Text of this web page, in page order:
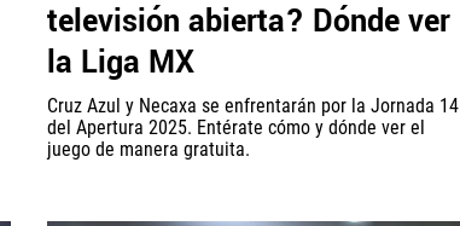
televisión abierta? Dónde ver
la Liga MX
Cruz Azul y Necaxa se enfrentarán por la Jornada 14
del Apertura 2025. Entérate cómo y dónde ver el
juego de manera gratuita.